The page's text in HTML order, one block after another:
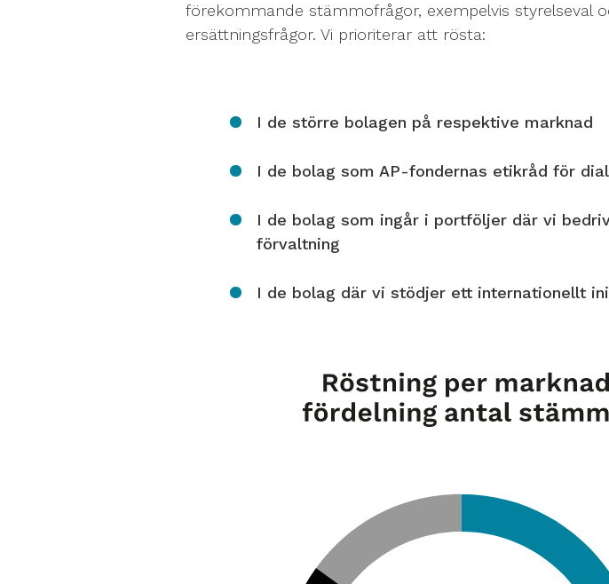
förekommande stämmofrågor, exempelvis styrelseval
ersättningsfrågor. Vi prioriterar att rösta:
I de större bolagen på respektive marknad
I de bolag som AP-fondernas etikråd för
I de bolag som ingår i portföljer där vi
förvaltning
I de bolag där vi stödjer ett internationellt